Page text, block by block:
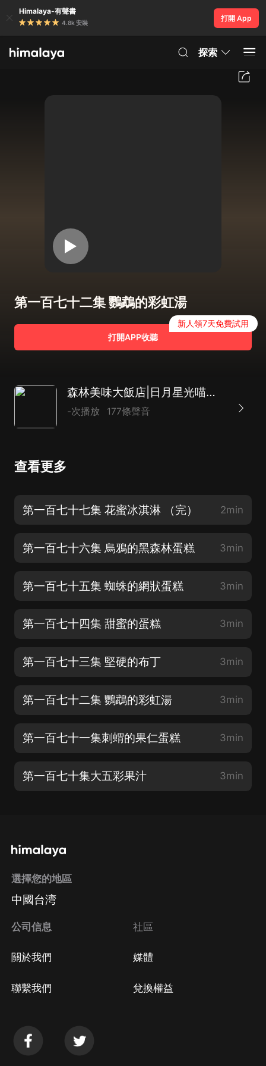
Himalaya-有聲書
4.8k 安裝
打開 App
探索
第一百七十二集 鸚鵡的彩虹湯
打開APP收聽
新人領7天免費試用
森林美味大飯店|日月星光喵演播|童話故事
-次播放 177條聲音
查看更多
第一百七十七集 花蜜冰淇淋 （完） 2min
第一百七十六集 烏鴉的黑森林蛋糕 3min
第一百七十五集 蜘蛛的網狀蛋糕 3min
第一百七十四集 甜蜜的蛋糕 3min
第一百七十三集 堅硬的布丁 3min
第一百七十二集 鸚鵡的彩虹湯 3min
第一百七十一集刺蝟的果仁蛋糕 3min
第一百七十集大五彩果汁 3min
選擇您的地區
中國台湾
公司信息
關於我們
聯繫我們
社區
媒體
兌換權益